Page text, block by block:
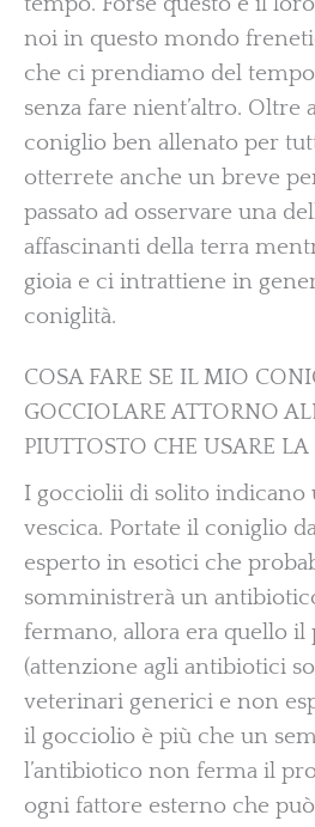
noi in questo mondo
che ci prendiamo del
senza fare nient’altro. Oltre
coniglio ben allenato per
otterrete anche un breve
passato ad osservare una
affascinanti della terra
gioia e ci intrattiene in
coniglità.
COSA FARE SE IL MIO
GOCCIOLARE ATTORNO
PIUTTOSTO CHE USARE LA
I gocciolii di solito indicano
vescica. Portate il coniglio
esperto in esotici che
somministrerà un
fermano, allora era quello il
(attenzione agli antibiotici
veterinari generici e non
il gocciolio è più che un
l’antibiotico non ferma il
ogni fattore esterno che